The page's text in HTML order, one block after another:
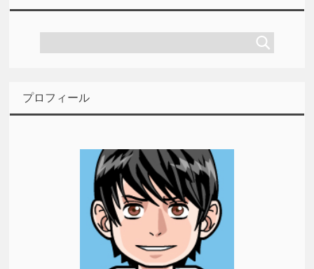
プロフィール